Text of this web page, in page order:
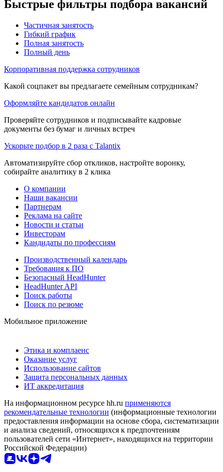
Быстрые фильтры подбора вакансий
Частичная занятость
Гибкий график
Полная занятость
Полный день
Корпоративная поддержка сотрудников
Какой соцпакет вы предлагаете семейным сотрудникам?
Оформляйте кандидатов онлайн
Проверяйте сотрудников и подписывайте кадровые
документы без бумаг и личных встреч
Ускорьте подбор в 2 раза с Talantix
Автоматизируйте сбор откликов, настройте воронку,
собирайте аналитику в 2 клика
О компании
Наши вакансии
Партнерам
Реклама на сайте
Новости и статьи
Инвесторам
Кандидаты по профессиям
Производственный календарь
Требования к ПО
Безопасный HeadHunter
HeadHunter API
Поиск работы
Поиск по резюме
Мобильное приложение
Этика и комплаенс
Оказание услуг
Использование сайтов
Защита персональных данных
ИТ аккредитация
На информационном ресурсе hh.ru применяются
рекомендательные технологии (информационные технологии
предоставления информации на основе сбора, систематизации
и анализа сведений, относящихся к предпочтениям
пользователей сети «Интернет», находящихся на территории
Российской Федерации)